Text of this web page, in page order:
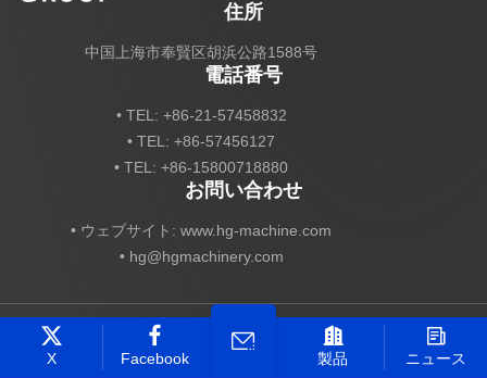
住所
中国上海市奉賢区胡浜公路1588号
電話番号
• TEL: +86-21-57458832
• TEL: +86-57456127
• TEL: +86-15800718880
お問い合わせ
• ウェブサイト: www.hg-machine.com
• hg@hgmachinery.com
著作権 HG Industry Group 全著作権所有
Technical Support ： Smart Cloud
X Facebook 製品 ニュース